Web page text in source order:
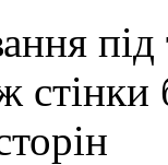
стінки